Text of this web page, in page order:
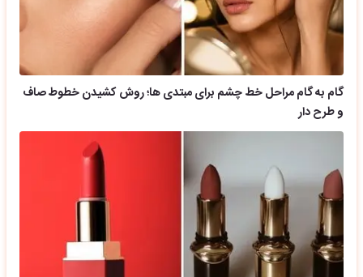
گام به گام مراحل خط چشم برای مبتدی ها؛ روش کشیدن خطوط صاف
و طرح دار